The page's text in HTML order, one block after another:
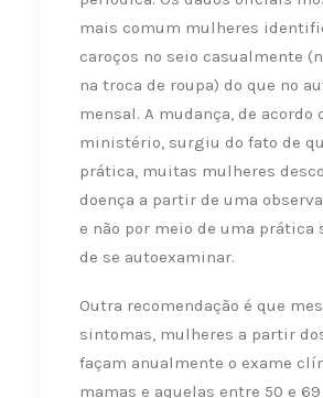
mais comum mulheres
caroços no seio casualmente
na troca de roupa) do que no
mensal. A mudança, de acordo
ministério, surgiu do fato de
prática, muitas mulheres
doença a partir de uma
e não por meio de uma prática
de se autoexaminar.
Outra recomendação é que
sintomas, mulheres a partir
façam anualmente o exame
mamas e aquelas entre 50 e 69